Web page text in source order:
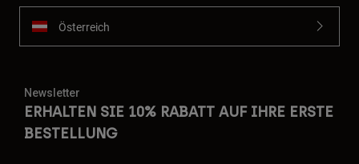
Österreich
Newsletter
ERHALTEN SIE 10% RABATT AUF IHRE ERSTE
BESTELLUNG